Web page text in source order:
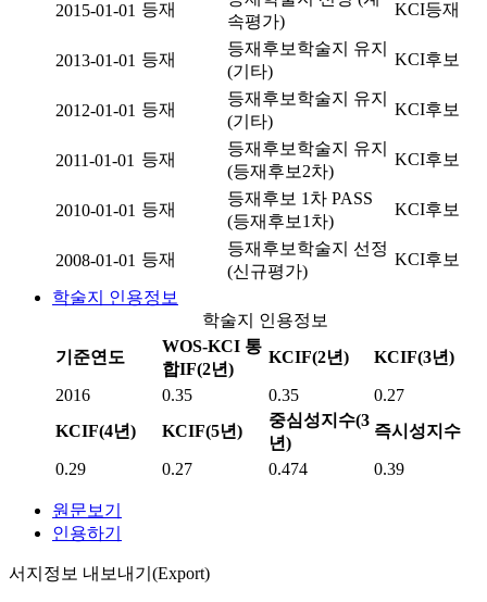
2015-01-01 등재
속평가)
KCI등재
2013-01-01 등재
등재후보학술지 유지
(기타)
KCI후보
2012-01-01 등재
등재후보학술지 유지
(기타)
KCI후보
2011-01-01 등재
등재후보학술지 유지
(등재후보2차)
KCI후보
2010-01-01 등재
등재후보 1차 PASS
(등재후보1차)
KCI후보
2008-01-01 등재
등재후보학술지 선정
(신규평가)
KCI후보
학술지 인용정보
학술지 인용정보
기준연도
WOS-KCI 통
합IF(2년)
KCIF(2년) KCIF(3년)
2016 0.35 0.35
0.27
KCIF(4년)
KCIF(5년)
중심성지수(3
년)
즉시성지수
0.29 0.27 0.474 0.39
원문보기
인용하기
서지정보 내보내기(Export)